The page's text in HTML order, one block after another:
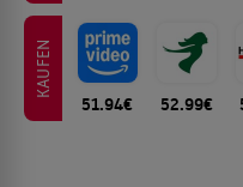
KAUFEN
51.94€ 52.99€